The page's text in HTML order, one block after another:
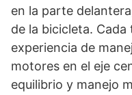
en la parte
de la bicicleta.
experiencia de
motores en el eje
equilibrio y manejo